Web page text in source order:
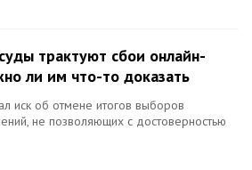
трактуют сбои онлайн-
ли им что-то доказать
иск об отмене итогов выборов
не позволяющих с достоверностью